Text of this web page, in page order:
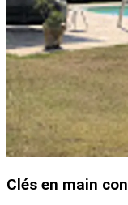
Clés en main